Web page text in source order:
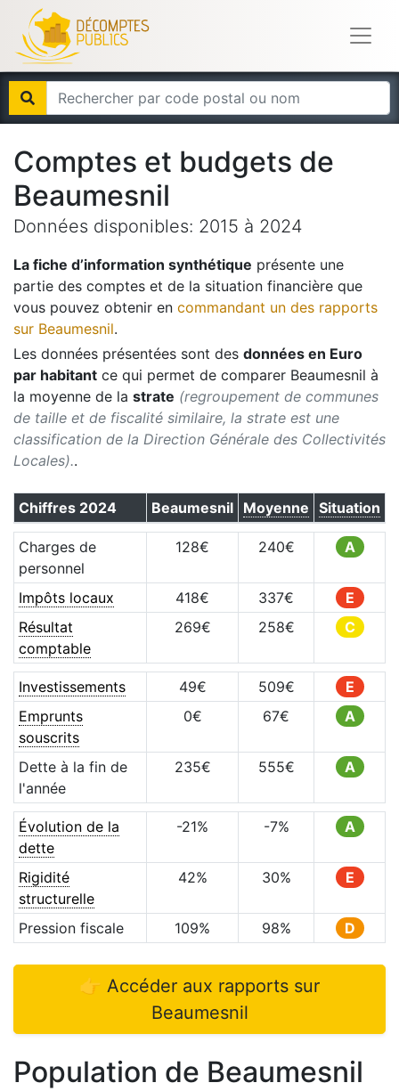
Comptes et budgets de
Beaumesnil
Données disponibles: 2015 à 2024
La fiche d’information synthétique présente une
partie des comptes et de la situation financière que
vous pouvez obtenir en commandant un des rapports
sur Beaumesnil.
Les données présentées sont des données en Euro
par habitant ce qui permet de comparer Beaumesnil à
la moyenne de la strate (regroupement de communes
de taille et de fiscalité similaire, la strate est une
classification de la Direction Générale des Collectivités
Locales)..
Chiffres 2024 Beaumesnil Moyenne Situation
Charges de
personnel
128€ 240€ A
Impôts locaux 418€ 337€
E
Résultat
comptable
269€ 258€ C
Investissements 49€ 509€
E
Emprunts
souscrits
0€ 67€ A
Dette à la fin de
l'année
235€ 555€ A
Évolution de la
dette
-21% -7% A
Rigidité
structurelle
42% 30% E
Pression fiscale 109% 98% D
👉 Accéder aux rapports sur
Beaumesnil
Population de Beaumesnil